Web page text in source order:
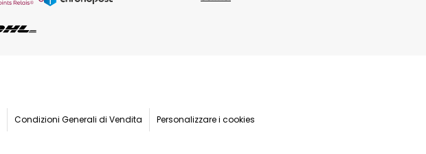
Condizioni Generali di Vendita Personalizzare i cookies